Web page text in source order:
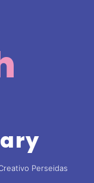
Perseidas